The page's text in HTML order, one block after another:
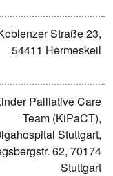
Straße 23,
54411 Hermeskeil
Palliative Care
Team (KiPaCT),
Stuttgart,
62, 70174
Stuttgart